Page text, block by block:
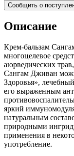
Сообщить о
Описание
Крем-бальзам
многоцелевое
аюрведических
Сангам Дживан
Здоровья»,
его выраженным
яркий
натуральным
природными
применения в
употребление.